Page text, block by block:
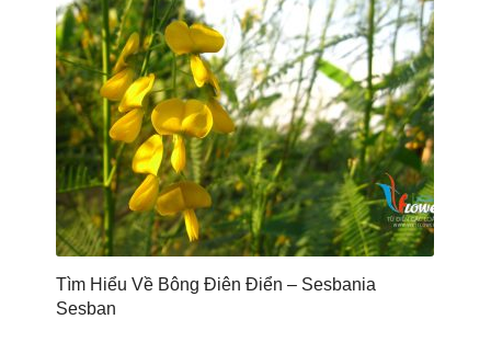
Tìm Hiểu Về Bông Điên Điển – Sesbania
Sesban